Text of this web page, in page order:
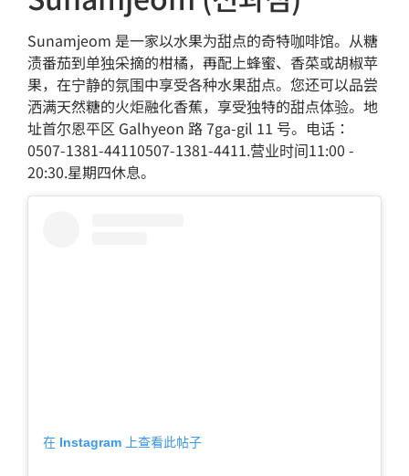
Sunamjeom 是一家以水果为甜点的奇特咖啡馆。从糖
渍番茄到单独采摘的柑橘，再配上蜂蜜、香菜或胡椒苹
果，在宁静的氛围中享受各种水果甜点。您还可以品尝
洒满天然糖的火炬融化香蕉，享受独特的甜点体验。地
址首尔恩平区 Galhyeon 路 7ga-gil 11 号。电话：
0507-1381-44110507-1381-4411.营业时间11:00 -
20:30.星期四休息。
在 Instagram 上查看此帖子